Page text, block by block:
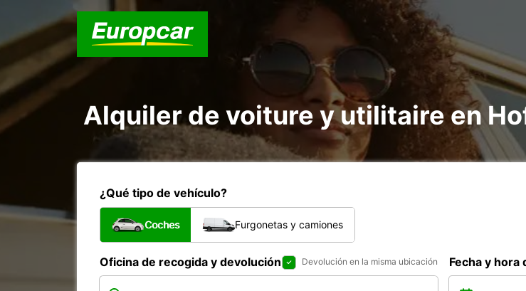
Alquiler de voiture y utilitaire en
¿Qué tipo de vehículo?
Coches Furgonetas y camiones
Oficina de recogida y devolución Devolución en la misma ubicación Fecha y hora